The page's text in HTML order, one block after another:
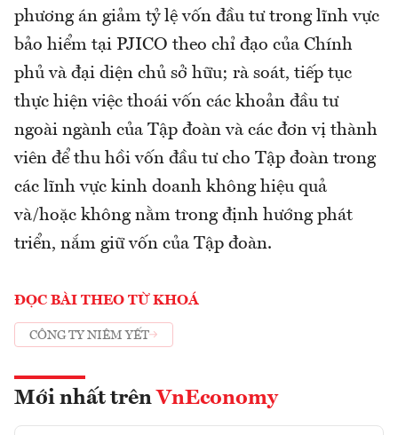
phương án giảm tỷ lệ vốn đầu tư trong lĩnh vực
bảo hiểm tại PJICO theo chỉ đạo của Chính
phủ và đại diện chủ sở hữu; rà soát, tiếp tục
thực hiện việc thoái vốn các khoản đầu tư
ngoài ngành của Tập đoàn và các đơn vị thành
viên để thu hồi vốn đầu tư cho Tập đoàn trong
các lĩnh vực kinh doanh không hiệu quả
và/hoặc không nằm trong định hướng phát
triển, nắm giữ vốn của Tập đoàn.
ĐỌC BÀI THEO TỪ KHOÁ
CÔNG TY NIÊM YẾT
Mới nhất trên VnEconomy